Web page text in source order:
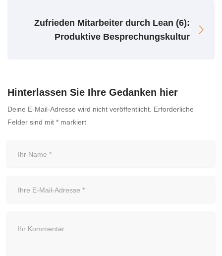
Zufrieden Mitarbeiter durch Lean (6):
Produktive Besprechungskultur
Hinterlassen Sie Ihre Gedanken hier
Deine E-Mail-Adresse wird nicht veröffentlicht. Erforderliche
Felder sind mit * markiert